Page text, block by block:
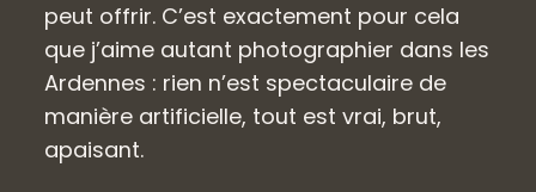
peut offrir. C’est exactement pour cela
que j’aime autant photographier dans les
Ardennes : rien n’est spectaculaire de
manière artificielle, tout est vrai, brut,
apaisant.